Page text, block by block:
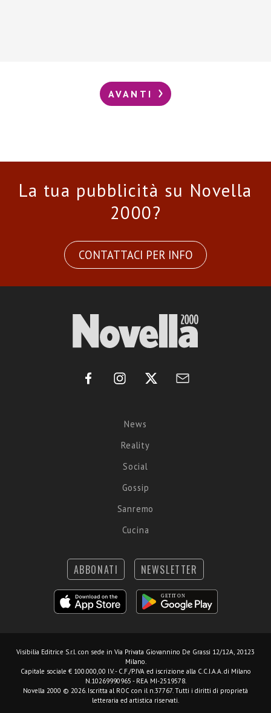
AVANTI
La tua pubblicità su Novella
2000?
CONTATTACI PER INFO
News
Reality
Social
Gossip
Sanremo
Cucina
ABBONATI NEWSLETTER
Visibilia Editrice S.r.l. con sede in Via Privata Giovannino De Grassi 12/12A, 20123
Milano.
Capitale sociale € 100.000,00 I.V. - C.F./P.IVA ed iscrizione alla C.C.I.A.A. di Milano
N.10269990965 - REA MI-2519578.
Novella 2000 © 2026. Iscritta al ROC con il n.37767. Tutti i diritti di proprietà
letteraria ed artistica riservati.